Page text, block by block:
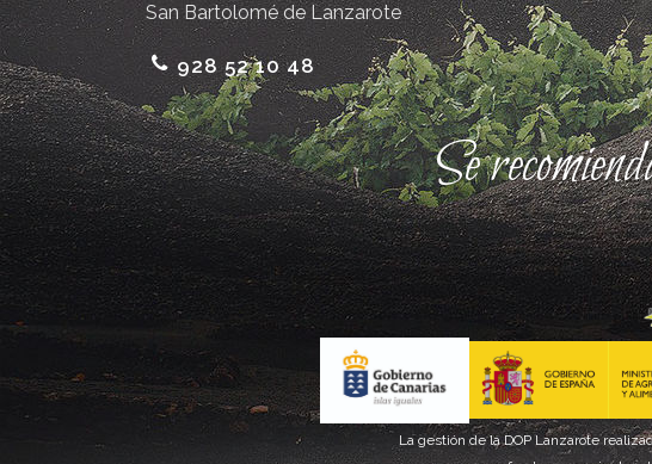
San Bartolomé de Lanzarote
928 52 10 48
Se
La gestión de la DOP Lanzarote